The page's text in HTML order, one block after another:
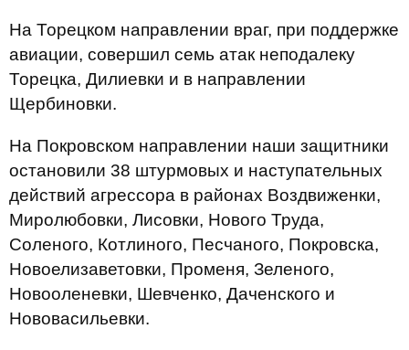
На Торецком направлении враг, при поддержке
авиации, совершил семь атак неподалеку
Торецка, Дилиевки и в направлении
Щербиновки.
На Покровском направлении наши защитники
остановили 38 штурмовых и наступательных
действий агрессора в районах Воздвиженки,
Миролюбовки, Лисовки, Нового Труда,
Соленого, Котлиного, Песчаного, Покровска,
Новоелизаветовки, Променя, Зеленого,
Новооленевки, Шевченко, Даченского и
Нововасильевки.